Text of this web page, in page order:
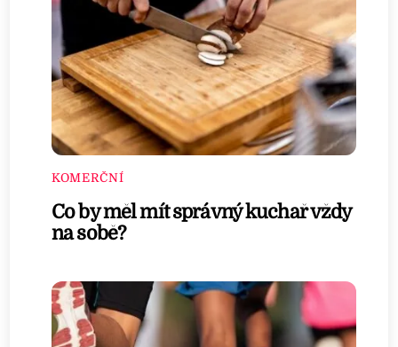
KOMERČNÍ
Co by měl mít správný kuchař vždy
na sobě?